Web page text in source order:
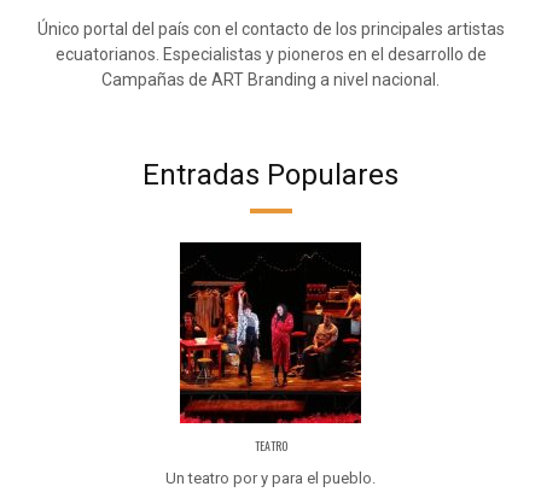
Único portal del país con el contacto de los principales artistas
ecuatorianos. Especialistas y pioneros en el desarrollo de
Campañas de ART Branding a nivel nacional.
Entradas Populares
TEATRO
Un teatro por y para el pueblo.